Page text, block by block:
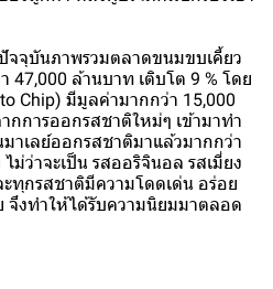
จจุบันภาพรวมตลาดขนมขบเคี้ยว
47,000 ล้านบาท เติบโต 9 % โดย
Chip) มีมูลค่ามากกว่า 15,000
กการออกรสชาติใหม่ๆ เข้ามาทำ
าเลย์ออกรสชาติมาแล้วมากกว่า
ว่าจะเป็น รสออริจินอล รสเมี่ยง
ทุกรสชาติมีความโดดเด่น อร่อย
จึงทำให้ได้รับความนิยมมาตลอด